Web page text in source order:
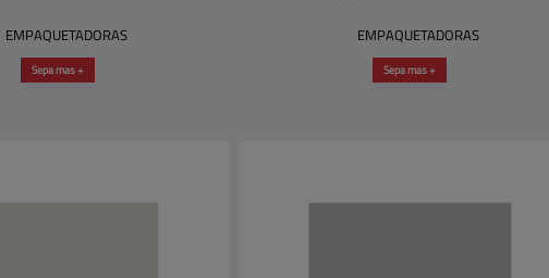
EMPAQUETADORAS
Sepa mas +
EMPAQUETADORAS
Sepa mas +